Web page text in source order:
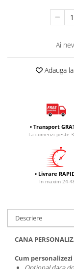
Ai
Adauga
• Transport
La comenzi peste
• Livrare
In maxim 24-
Descriere
CANA
Cum